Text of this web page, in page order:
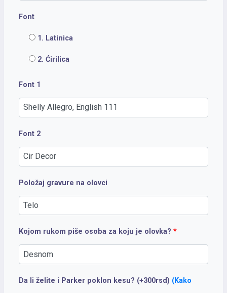
Font
1. Latinica
2. Ćirilica
Font 1
Font 2
Položaj gravure na olovci
Kojom rukom piše osoba za koju je olovka? *
Da li želite i Parker poklon kesu? (+300rsd) (Kako